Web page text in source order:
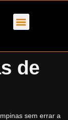
de
sem errar a